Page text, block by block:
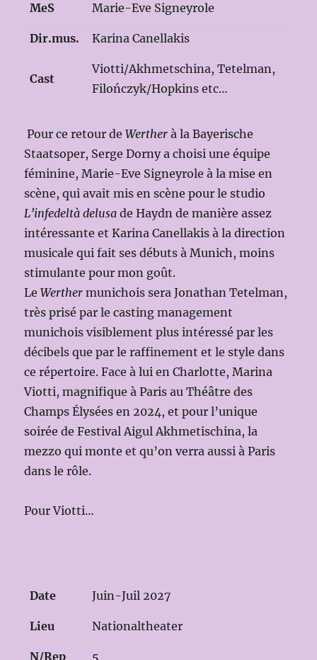
MeS Marie-Eve Signeyrole
Dir.mus. Karina Canellakis
Cast
Viotti/Akhmetschina, Tetelman,
Filończyk/Hopkins etc…
Pour ce retour deWerther à la Bayerische
Staatsoper, Serge Dorny a choisi une équipe
féminine, Marie-Eve Signeyrole à la mise en
scène, qui avait mis en scène pour le studio
L’infedeltà delusa de Haydn de manière assez
intéressante et Karina Canellakis à la direction
musicale qui fait ses débuts à Munich, moins
stimulante pour mon goût.
LeWerther munichois sera Jonathan Tetelman,
très prisé par le casting management
munichois visiblement plus intéressé par les
décibels que par le raffinement et le style dans
ce répertoire. Face à lui en Charlotte, Marina
Viotti, magnifique à Paris au Théâtre des
Champs Élysées en 2024, et pour l’unique
soirée de Festival Aigul Akhmetischina, la
mezzo qui monte et qu’on verra aussi à Paris
dans le rôle.
Pour Viotti…
Date Juin-Juil 2027
Lieu Nationaltheater
N/Rep 5